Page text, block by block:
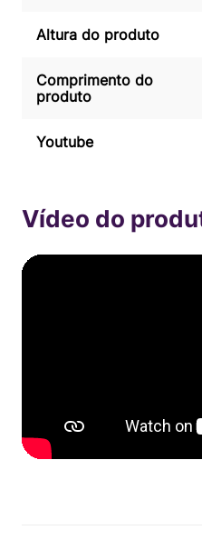
Altura do produto
Comprimento do
produto
Youtube